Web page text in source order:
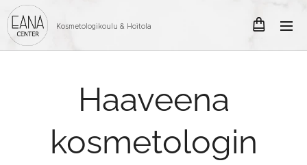
Kosmetologikoulu & Hoitola
Haaveena
kosmetologin